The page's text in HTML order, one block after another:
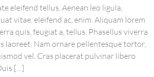
eleifend tellus. Aenean leo ligula,
vitae, eleifend ac, enim. Aliquam lorem
quis, feugiat a, tellus. Phasellus viverra
laoreet. Nam ornare pellentesque tortor,
vel. Cras placerat pulvinar libero
[…]